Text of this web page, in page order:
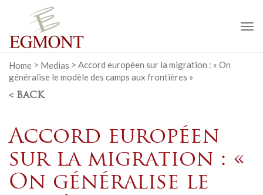
Home > Medias > Accord européen sur la migration : « On
généralise le modèle des camps aux frontières »
< BACK
Accord européen
sur la migration : «
On généralise le